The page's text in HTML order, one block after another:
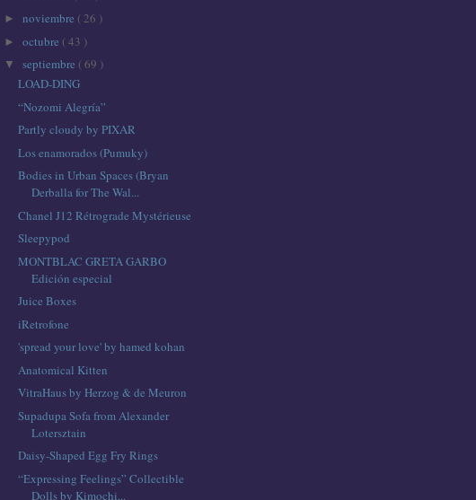
► noviembre ( 26 )
► octubre ( 43 )
▼ septiembre ( 69 )
LOAD-DING
“Nozomi Alegría”
Partly cloudy by PIXAR
Los enamorados (Pumuky)
Bodies in Urban Spaces (Bryan
Derballa for The Wal...
Chanel J12 Rétrograde Mystérieuse
Sleepypod
MONTBLAC GRETA GARBO
Edición especial
Juice Boxes
iRetrofone
'spread your love' by hamed kohan
Anatomical Kitten
VitraHaus by Herzog & de Meuron
Supadupa Sofa from Alexander
Lotersztain
Daisy-Shaped Egg Fry Rings
“Expressing Feelings” Collectible
Dolls by Kimochi...